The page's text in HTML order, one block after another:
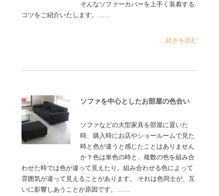
そんなソファーカバーを上手く装着する
コツをご紹介いたします。……
...続きを読む
ソファを中心としたお部屋の色合い
ソファなどの大型家具を部屋に置いた
時、購入時にお店やショールームで見た
時と色が違うと感じたことはありません
か？色は単色の時と、複数の色を組み合
わせた時では色が違って見えたり、組み合わせる色によって
雰囲気が違って見えることがあります。 それは色同士が、互
いに影響しあうことが原因です。……